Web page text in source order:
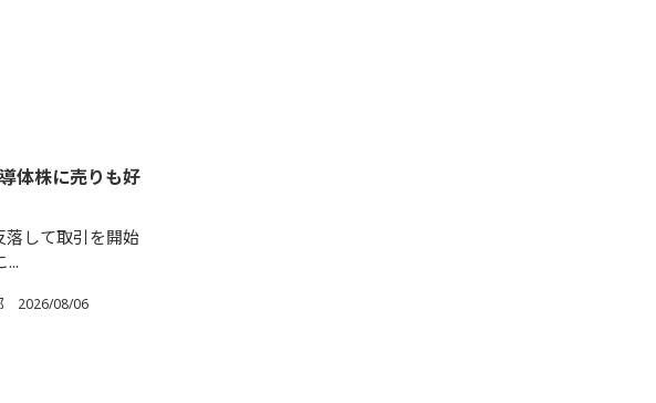
体株に売りも好
して取引を開始
...
2026/08/06